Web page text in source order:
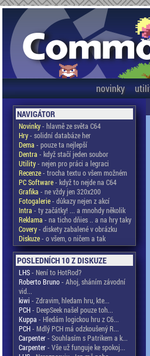
novinky
NAVIGÁTOR
Novinky- hlavně ze světa C64
Hry- solidní databáze her
Dema - pouze ta nejlepší
Dentra - když stačí jeden soubor
Utility- nejen pro práci a legraci
Recenze- trocha textu o všem možném
PC Software- když to nejde na C64
Grafika - ne vždy jen 320x200
Fotogalerie- důkazy nejen z akcí
Intra - ty začátky! ... a mnohdy několik
Reklama - na ticho dňies .. a na hry taky
Covery- diskety zabalené v obrázku
Diskuze- o všem, o ničem a tak
POSLEDNÍCH 10 Z DISKUZE
LHS- Není to HotRod?
Roberto Bruno- Ahoj, sháním závodní
vid...
kiwi - Zdravim, hledam hru, kte...
PCH- DeepSeek našel pouze toh...
Kuppa - Hledám logickou hru z C6...
PCH- Mdlý PCH má odzkoušený R...
Carpenter- Souhlasím s Patrikem a k...
Carpenter- Vše už funguje ke spokoj...